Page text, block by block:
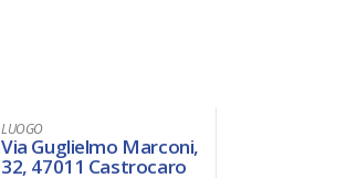
LUOGO
Via Guglielmo Marconi,
32, 47011 Castrocaro